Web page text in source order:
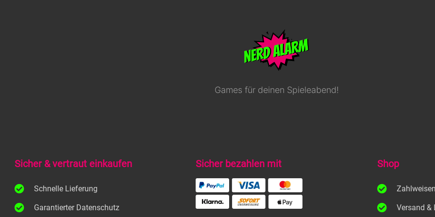
Games für deinen Spieleabend!
Sicher & vertraut einkaufen
Schnelle Lieferung
Garantierter Datenschutz
Sicher bezahlen mit Shop
Zahlweisen
Versand &